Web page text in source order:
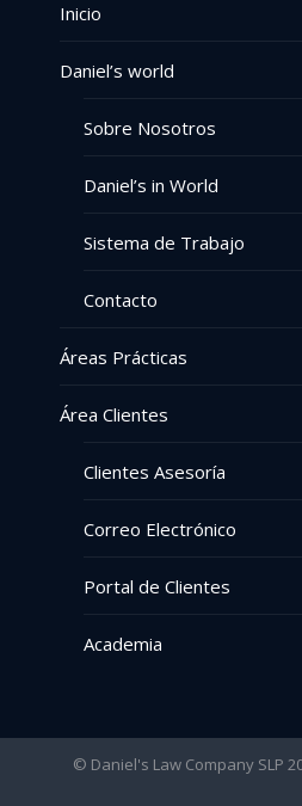
Inicio
Daniel’s world
Sobre Nosotros
Daniel’s in World
Sistema de Trabajo
Contacto
Áreas Prácticas
Área Clientes
Clientes Asesoría
Correo Electrónico
Portal de Clientes
Academia
© Daniel's Law Company SLP